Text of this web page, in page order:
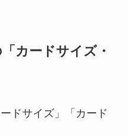
カードサイズ・
ドサイズ」「カード